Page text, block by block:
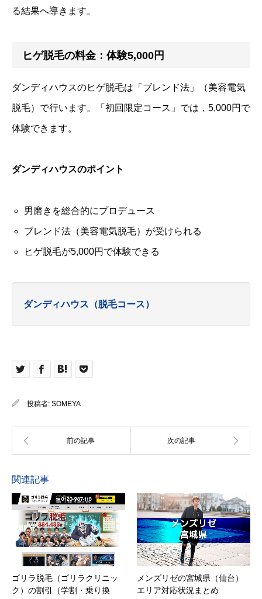
る結果へ導きます。
ヒゲ脱毛の料金：体験5,000円
ダンディハウスのヒゲ脱毛は「ブレンド法」（美容電気
脱毛）で行います。「初回限定コース」では，5,000円で
体験できます。
ダンディハウスのポイント
男磨きを総合的にプロデュース
ブレンド法（美容電気脱毛）が受けられる
ヒゲ脱毛が5,000円で体験できる
ダンディハウス（脱毛コース）
投稿者: SOMEYA
関連記事
ゴリラ脱毛（ゴリラクリニッ
ク）の割引（学割・乗り換
メンズリゼの宮城県（仙台）
エリア対応状況まとめ